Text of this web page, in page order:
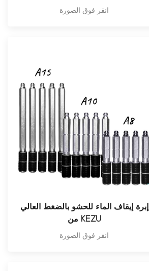
انقر فوق الصورة
إبرة إيقاف الماء للحشو بالضغط العالي
من KEZU
انقر فوق الصورة